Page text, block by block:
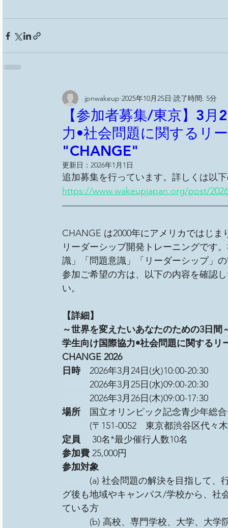
【参加者募集/東京】3
力•社会問題に関するリ
"CHANGE"
jpnwakeup 2025年10月25日 読了時間: 5分
更新日： 2026年1月1日
追加募集を行っています。詳しくは以
https://www.wakeupjapan.org/post/
CHANGE は2000年にアメリカではじ
リーダーシップ開発トレーニングです
識」「問題意識」「リーダーシップ」
参加ご希望の方は、以下の内容を確認
い。
【詳細】
～世界を変えたいあなたのための3日間
学生向け国際協力•社会問題に関するリ
CHANGE 2026
日時 2026年3月24日(火)10:00-20:30
2026年3月25日(水)09:00-20:30
2026年3月26日(木)09:00-17:30
場所 国立オリンピック記念青少年総合
(〒151-0052　東京都渋谷区代々木
定員 30名*最少催行人数10名
参加費 25,000円
参加対象
(a) 社会問題の解決を目指して、行
グ後も地域やキャンパス/学校から、社
ている方
(b) 高校、専門学校、大学、大学院